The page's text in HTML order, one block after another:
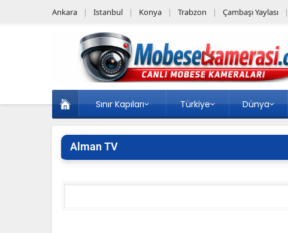
Ankara Istanbul Konya Trabzon Çambaşı Yaylası
Sınır Kapıları Türkiye Dünya
Alman TV